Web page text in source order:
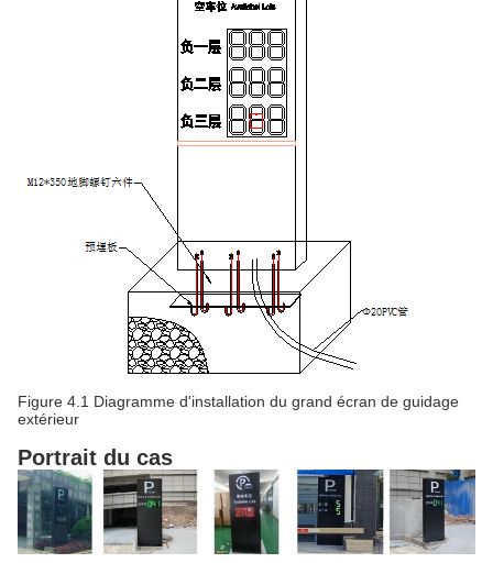
Figure 4.1 Diagramme d'installation du grand écran de guidage
extérieur
Portrait du cas